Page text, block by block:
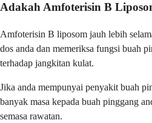
Adakah Amfoterisin B
Amfoterisin B liposom jauh lebih
dos anda dan memeriksa fungsi buah
terhadap jangkitan kulat.
Jika anda mempunyai penyakit buah
banyak masa kepada buah pinggang
semasa rawatan.